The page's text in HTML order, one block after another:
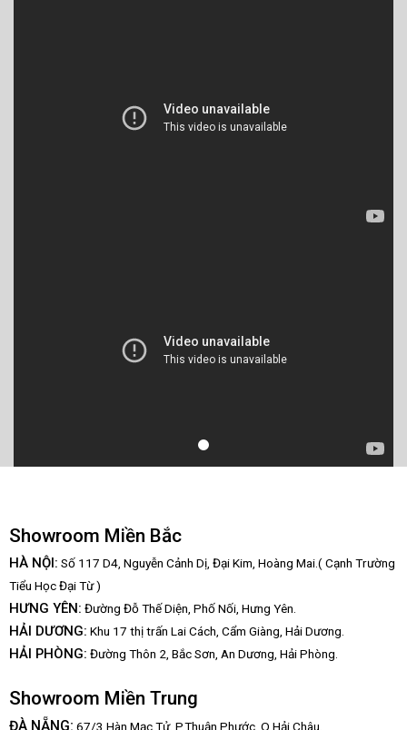
Showroom Miền Bắc
HÀ NỘI: Số 117 D4, Nguyễn Cảnh Dị, Đại Kim, Hoàng Mai.( Cạnh Trường
Tiểu Học Đại Từ )
HƯNG YÊN: Đường Đỗ Thế Diện, Phố Nối, Hưng Yên.
HẢI DƯƠNG: Khu 17 thị trấn Lai Cách, Cẩm Giàng, Hải Dương.
HẢI PHÒNG: Đường Thôn 2, Bắc Sơn, An Dương, Hải Phòng.
Showroom Miền Trung
ĐÀ NẴNG: 67/3 Hàn Mạc Tử, P.Thuận Phước, Q.Hải Châu.